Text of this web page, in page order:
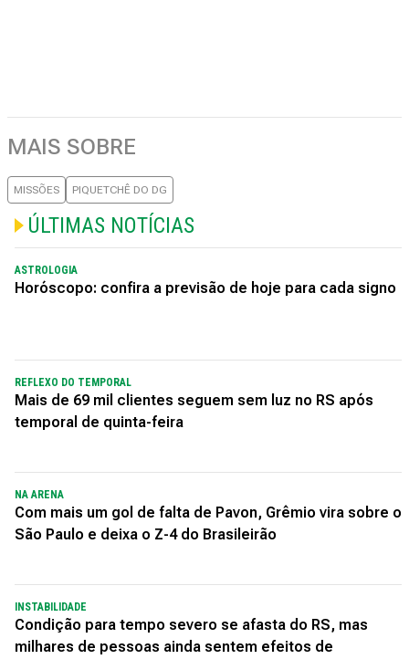
MAIS SOBRE
MISSÕES PIQUETCHÊ DO DG
ÚLTIMAS NOTÍCIAS
ASTROLOGIA
Horóscopo: confira a previsão de hoje para cada signo
REFLEXO DO TEMPORAL
Mais de 69 mil clientes seguem sem luz no RS após
temporal de quinta-feira
NA ARENA
Com mais um gol de falta de Pavon, Grêmio vira sobre o
São Paulo e deixa o Z-4 do Brasileirão
INSTABILIDADE
Condição para tempo severo se afasta do RS, mas
milhares de pessoas ainda sentem efeitos de